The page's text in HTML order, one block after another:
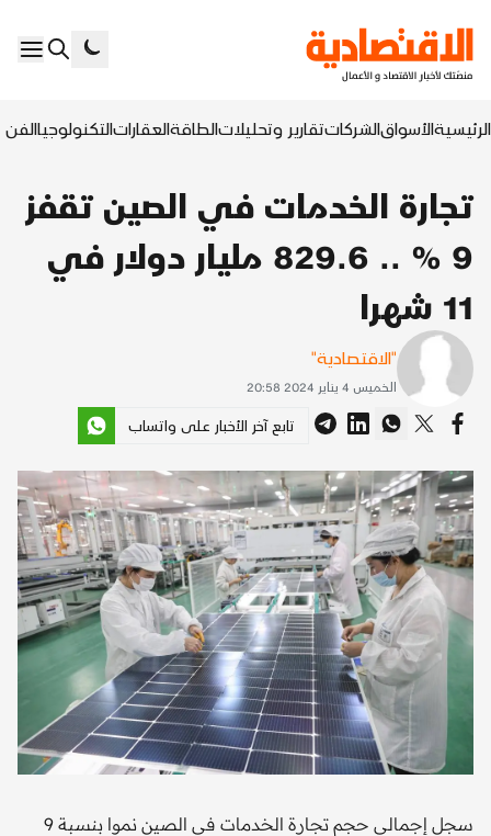
الرئيسيةالأسواقالشركاتتقارير وتحليلاتالطاقةالعقاراتالتكنولوجياالفن
تجارة الخدمات في الصين تقفز
9 % .. 829.6 مليار دولار في
11 شهرا
"الاقتصادية"
الخميس 4 يناير 2024 20:58
تابع آخر الأخبار على واتساب
سجل إجمالي حجم تجارة الخدمات في الصين نموا بنسبة 9